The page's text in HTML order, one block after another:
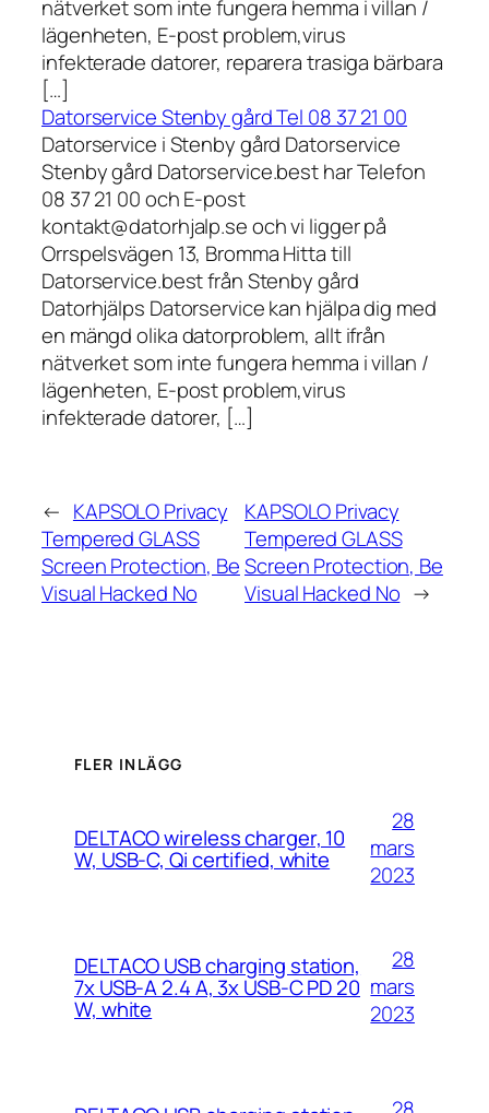
nätverket som inte fungera hemma i villan /
lägenheten, E-post problem,virus
infekterade datorer, reparera trasiga bärbara
[…]
Datorservice Stenby gård Tel 08 37 21 00
Datorservice i Stenby gård Datorservice
Stenby gård Datorservice.best har Telefon
08 37 21 00 och E-post
kontakt@datorhjalp.se och vi ligger på
Orrspelsvägen 13, Bromma Hitta till
Datorservice.best från Stenby gård
Datorhjälps Datorservice kan hjälpa dig med
en mängd olika datorproblem, allt ifrån
nätverket som inte fungera hemma i villan /
lägenheten, E-post problem,virus
infekterade datorer, […]
← KAPSOLO Privacy
Tempered GLASS
Screen Protection, Be
Visual Hacked No
KAPSOLO Privacy
Tempered GLASS
Screen Protection, Be
Visual Hacked No →
FLER INLÄGG
DELTACO wireless charger, 10
W, USB-C, Qi certified, white
28
mars
2023
DELTACO USB charging station,
7x USB-A 2.4 A, 3x USB-C PD 20
W, white
28
mars
2023